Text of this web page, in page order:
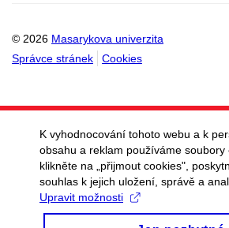
© 2026 Masarykova univerzita
Správce stránek
Cookies
K vyhodnocování tohoto webu a k
obsahu a reklam používáme soubory
klikněte na „přijmout cookies",
souhlas k jejich uložení, správě a
Upravit možnosti